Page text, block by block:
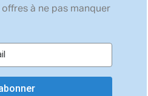
à ne pas manquer